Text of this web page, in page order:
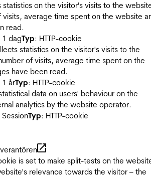
statistics on the visitor's visits to the
visits, average time spent on the website
read.
1 dagTyp: HTTP-cookie
statistics on the visitor's visits to the
of visits, average time spent on the
have been read.
1 årTyp: HTTP-cookie
data on users' behaviour on the
analytics by the website operator.
SessionTyp: HTTP-cookie
is set to make split-tests on the
relevance towards the visitor – the